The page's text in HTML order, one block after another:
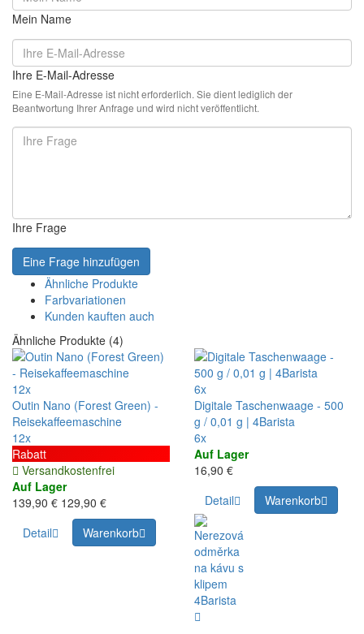
Mein Name
Ihre E-Mail-Adresse
Eine E-Mail-Adresse ist nicht erforderlich. Sie dient lediglich der
Beantwortung Ihrer Anfrage und wird nicht veröffentlicht.
Ihre Frage
Eine Frage hinzufügen
Ähnliche Produkte
Farbvariationen
Kunden kauften auch
Ähnliche Produkte (4)
12x
Outin Nano (Forest Green) -
Reisekaffeemaschine
12x
Rabatt
Versandkostenfrei
Auf Lager
139,90 € 129,90 €
Detail
Warenkorb
6x
Digitale Taschenwaage - 500
g / 0,01 g | 4Barista
6x
Auf Lager
16,90 €
Detail
Warenkorb